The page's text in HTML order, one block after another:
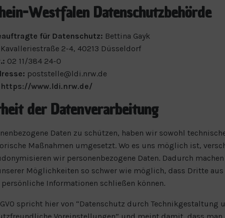
Westfalen Datenschutzbehörde
für Datenschutz: Bettina Gayk
Kavalleriestraße 2-4, 40213 Düsseldorf
02 11/384 24-0
poststelle@ldi.nrw.de
https://www.ldi.nrw.de/
der Datenverarbeitung
Daten zu schützen, haben wir sowohl
Maßnahmen umgesetzt. Wo es uns möglich ist,
wir personenbezogene Daten. Dadurch
Möglichkeiten so schwer wie möglich, dass Dritte aus
persönliche Informationen schließen können.
spricht hier von “Datenschutz durch Technikgestaltung